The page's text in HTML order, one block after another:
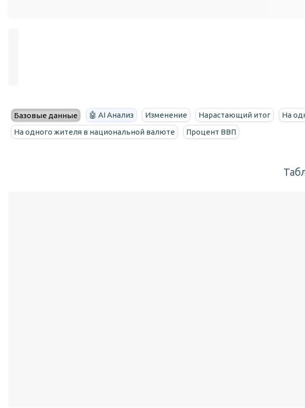
Базовые данные 🤖 AI Анализ Изменение Нарастающий итог На
На одного жителя в национальной валюте
Процент ВВП